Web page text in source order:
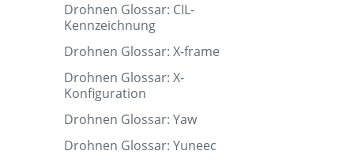
Drohnen Glossar: CIL-
Kennzeichnung
Drohnen Glossar: X-frame
Drohnen Glossar: X-
Konfiguration
Drohnen Glossar: Yaw
Drohnen Glossar: Yuneec